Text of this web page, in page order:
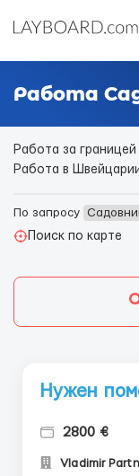
Работа
Работа за границей
Работа в
По запросу
Поиск по карте
Нужен
2800 €
Vladimir